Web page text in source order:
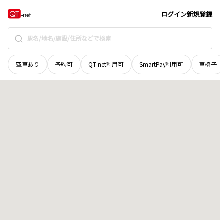
ログイン新規登録
空車あり 予約可 QT-net利用可 SmartPay利用可 車椅子
奈良県